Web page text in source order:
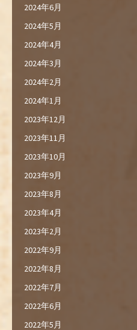
2024年6月
2024年5月
2024年4月
2024年3月
2024年2月
2024年1月
2023年12月
2023年11月
2023年10月
2023年9月
2023年8月
2023年4月
2023年2月
2022年9月
2022年8月
2022年7月
2022年6月
2022年5月